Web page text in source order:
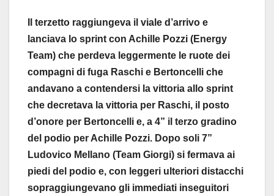
Il terzetto raggiungeva il viale d’arrivo e
lanciava lo sprint con Achille Pozzi (Energy
Team) che perdeva leggermente le ruote dei
compagni di fuga Raschi e Bertoncelli che
andavano a contendersi la vittoria allo sprint
che decretava la vittoria per Raschi, il posto
d’onore per Bertoncelli e, a 4” il terzo gradino
del podio per Achille Pozzi. Dopo soli 7”
Ludovico Mellano (Team Giorgi) si fermava ai
piedi del podio e, con leggeri ulteriori distacchi
sopraggiungevano gli immediati inseguitori